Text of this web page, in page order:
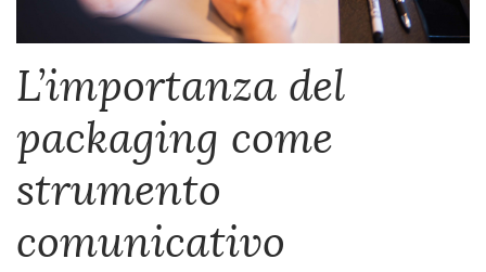
L’importanza del
packaging come
strumento
comunicativo